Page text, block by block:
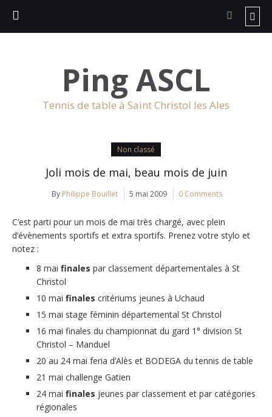
Ping ASCL
Tennis de table à Saint Christol les Ales
Non classé
Joli mois de mai, beau mois de juin
By Philippe Bouillet 5 mai 2009 0 Comments
C’est parti pour un mois de mai très chargé, avec plein
d’évènements sportifs et extra sportifs. Prenez votre stylo et
notez :
8 mai finales par classement départementales à St
Christol
10 mai finales critériums jeunes à Uchaud
15 mai stage féminin départemental St Christol
16 mai finales du championnat du gard 1° division St
Christol – Manduel
20 au 24 mai feria d’Alès et BODEGA du tennis de table
21 mai challenge Gatien
24 mai finales jeunes par classement et par catégories
régionales